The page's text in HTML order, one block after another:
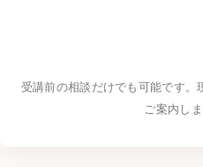
受講前の相談だけでも可能です。
ご案内しま